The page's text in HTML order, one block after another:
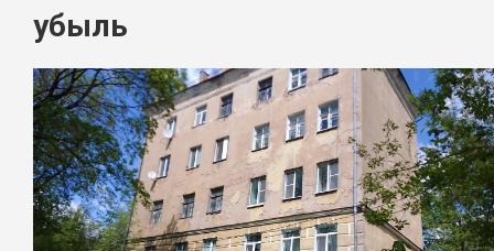
убыль